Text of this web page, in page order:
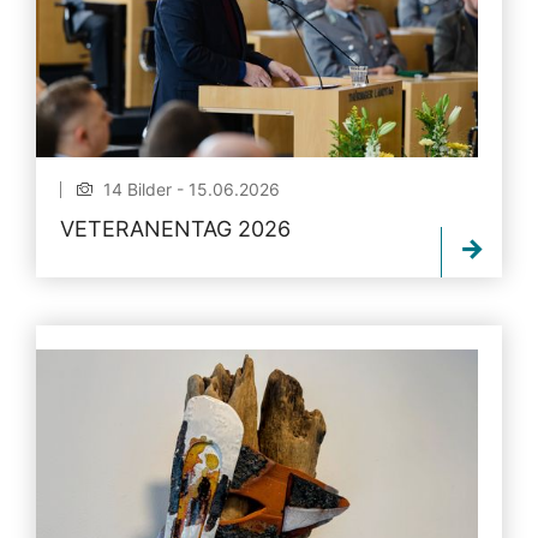
14 Bilder - 15.06.2026
VETERANENTAG 2026